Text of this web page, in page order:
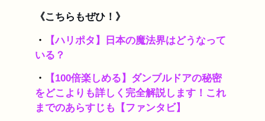
《こちらもぜひ！》
・
【ハリポタ】日本の魔法界はどうなって
いる？
・
【100倍楽しめる】ダンブルドアの秘密
をどこよりも詳しく完全解説します！これ
までのあらすじも【ファンタビ】